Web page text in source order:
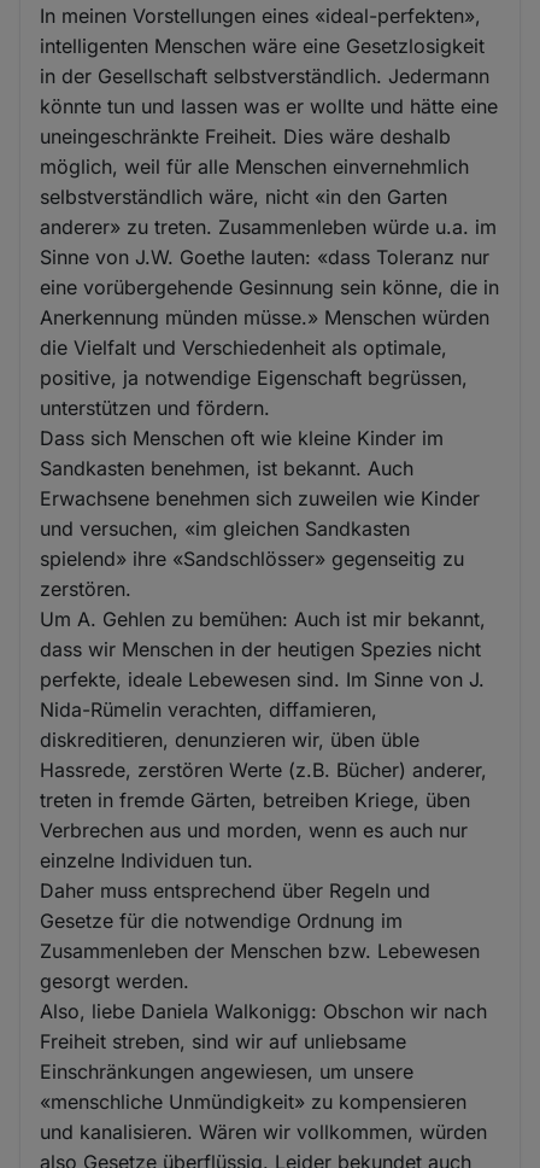
In meinen Vorstellungen eines «ideal-perfekten»,
intelligenten Menschen wäre eine Gesetzlosigkeit
in der Gesellschaft selbstverständlich. Jedermann
könnte tun und lassen was er wollte und hätte eine
uneingeschränkte Freiheit. Dies wäre deshalb
möglich, weil für alle Menschen einvernehmlich
selbstverständlich wäre, nicht «in den Garten
anderer» zu treten. Zusammenleben würde u.a. im
Sinne von J.W. Goethe lauten: «dass Toleranz nur
eine vorübergehende Gesinnung sein könne, die in
Anerkennung münden müsse.» Menschen würden
die Vielfalt und Verschiedenheit als optimale,
positive, ja notwendige Eigenschaft begrüssen,
unterstützen und fördern.
Dass sich Menschen oft wie kleine Kinder im
Sandkasten benehmen, ist bekannt. Auch
Erwachsene benehmen sich zuweilen wie Kinder
und versuchen, «im gleichen Sandkasten
spielend» ihre «Sandschlösser» gegenseitig zu
zerstören.
Um A. Gehlen zu bemühen: Auch ist mir bekannt,
dass wir Menschen in der heutigen Spezies nicht
perfekte, ideale Lebewesen sind. Im Sinne von J.
Nida-Rümelin verachten, diffamieren,
diskreditieren, denunzieren wir, üben üble
Hassrede, zerstören Werte (z.B. Bücher) anderer,
treten in fremde Gärten, betreiben Kriege, üben
Verbrechen aus und morden, wenn es auch nur
einzelne Individuen tun.
Daher muss entsprechend über Regeln und
Gesetze für die notwendige Ordnung im
Zusammenleben der Menschen bzw. Lebewesen
gesorgt werden.
Also, liebe Daniela Walkonigg: Obschon wir nach
Freiheit streben, sind wir auf unliebsame
Einschränkungen angewiesen, um unsere
«menschliche Unmündigkeit» zu kompensieren
und kanalisieren. Wären wir vollkommen, würden
also Gesetze überflüssig. Leider bekundet auch